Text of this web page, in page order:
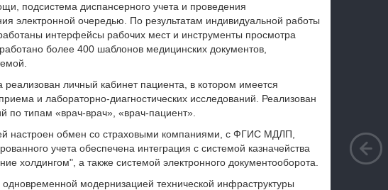
подсистема диспансерного учета и проведения
электронной очередью. По результатам индивидуальной работы
интерфейсы рабочих мест и инструменты просмотра
более 400 шаблонов медицинских документов,
личный кабинет пациента, в котором имеется
и лабораторно-диагностических исследований. Реализован
по типам «врач-врач», «врач-пациент».
настроен обмен со страховыми компаниями, с ФГИС МДЛП,
учета обеспечена интеграция с системой казначейства
холдингом", а также системой электронного документооборота.
модернизацией технической инфраструктуры